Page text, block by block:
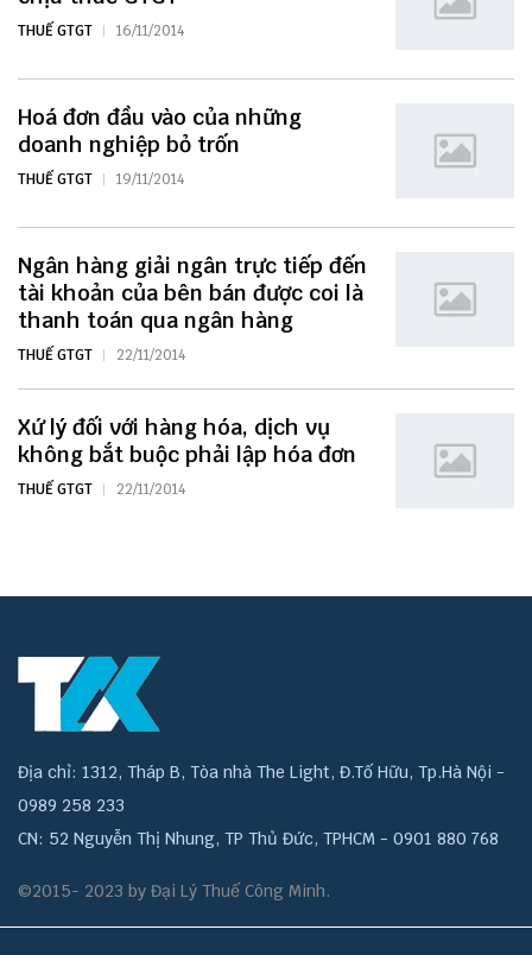
THUẾ GTGT 16/11/2014
Hoá đơn đầu vào của những
doanh nghiệp bỏ trốn
THUẾ GTGT 19/11/2014
Ngân hàng giải ngân trực tiếp đến
tài khoản của bên bán được coi là
thanh toán qua ngân hàng
THUẾ GTGT 22/11/2014
Xứ lý đối với hàng hóa, dịch vụ
không bắt buộc phải lập hóa đơn
THUẾ GTGT 22/11/2014
Địa chỉ: 1312, Tháp B, Tòa nhà The Light, Đ.Tố Hữu, Tp.Hà Nội -
0989 258 233
CN: 52 Nguyễn Thị Nhung, TP Thủ Đức, TPHCM - 0901 880 768
©2015- 2023 by Đại Lý Thuế Công Minh.